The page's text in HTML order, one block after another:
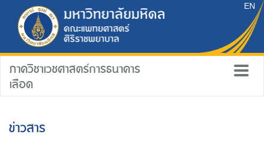
EN
ภาควิชาเวชศาสตร์การธนาคาร
เลือด
ข่าวสาร